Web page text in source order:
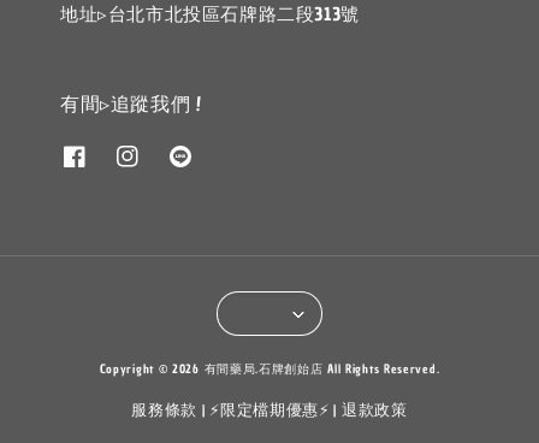
地址▹台北市北投區石牌路二段313號
有間▹追蹤我們 !
Copyright © 2026 有間藥局.石牌創始店 All Rights Reserved.
服務條款 ⚡限定檔期優惠⚡ 退款政策